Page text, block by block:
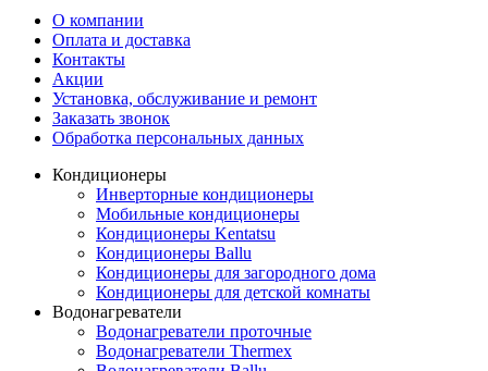
О компании
Оплата и доставка
Контакты
Акции
Установка, обслуживание и ремонт
Заказать звонок
Обработка персональных данных
Кондиционеры
Инверторные кондиционеры
Мобильные кондиционеры
Кондиционеры Kentatsu
Кондиционеры Ballu
Кондиционеры для загородного дома
Кондиционеры для детской комнаты
Водонагреватели
Водонагреватели проточные
Водонагреватели Thermex